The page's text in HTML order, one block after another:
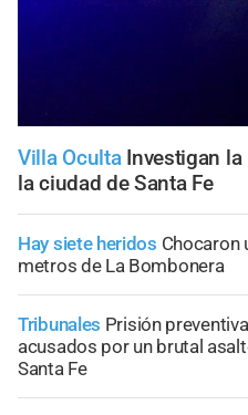
Villa Oculta Investigan
la ciudad de Santa Fe
Hay siete heridos Chocaron
metros de La Bombonera
Tribunales Prisión
acusados por un brutal
Santa Fe